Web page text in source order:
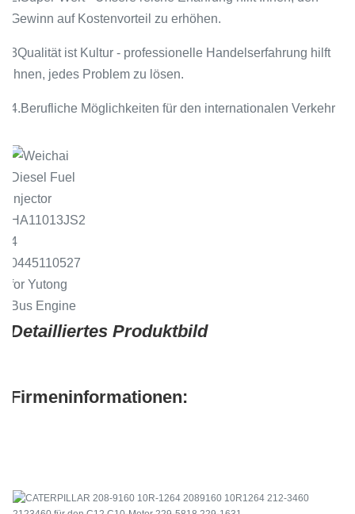
Gewinn auf Kostenvorteil zu erhöhen.
3Qualität ist Kultur - professionelle Handelserfahrung hilft
Ihnen, jedes Problem zu lösen.
4.Berufliche Möglichkeiten für den internationalen Verkehr
Detailliertes Produktbild
Firmeninformationen: